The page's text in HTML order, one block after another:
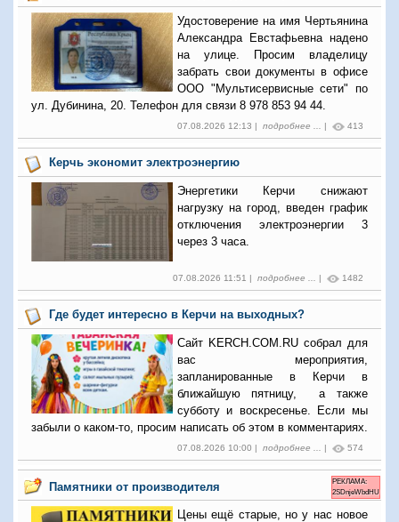
Удостоверение на имя Чертьянина
Александра Евстафьевна надено
на улице. Просим владелицу
забрать свои документы в офисе
ООО "Мультисервисные сети" по
ул. Дубинина, 20. Телефон для связи 8 978 853 94 44.
07.08.2026 12:13 | подробнее ... | 413
Керчь экономит электроэнергию
Энергетики Керчи снижают
нагрузку на город, введен график
отключения электроэнергии 3
через 3 часа.
07.08.2026 11:51 | подробнее ... | 1482
Где будет интересно в Керчи на выходных?
Сайт KERCH.COM.RU собрал для
вас мероприятия,
запланированные в Керчи в
ближайшую пятницу, а также
субботу и воскресенье. Если мы
забыли о каком-то, просим написать об этом в комментариях.
07.08.2026 10:00 | подробнее ... | 574
Памятники от производителя
РЕКЛАМА:
2SDnjeWbdHU
Цены ещё старые, но у нас новое